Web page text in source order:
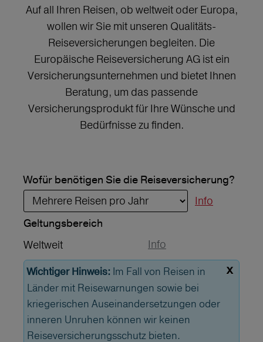
Auf all Ihren Reisen, ob weltweit oder Europa,
wollen wir Sie mit unseren Qualitäts-
Reiseversicherungen begleiten. Die
Europäische Reiseversicherung AG ist ein
Versicherungsunternehmen und bietet Ihnen
Beratung, um das passende
Versicherungsprodukt für Ihre Wünsche und
Bedürfnisse zu finden.
Wofür benötigen Sie die Reiseversicherung?
Info
Geltungs­bereich
Weltweit
Info
x
Wichtiger Hinweis: Im Fall von Reisen in
Länder mit Reisewarnungen sowie bei
kriegerischen Auseinandersetzungen oder
inneren Unruhen können wir keinen
Reiseversicherungsschutz bieten.